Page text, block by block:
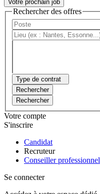
Votre prochain job
Rechercher des offres
Type de contrat
Rechercher
Rechercher
Votre compte
S'inscrire
Candidat
Recruteur
Conseiller professionnel
Se connecter